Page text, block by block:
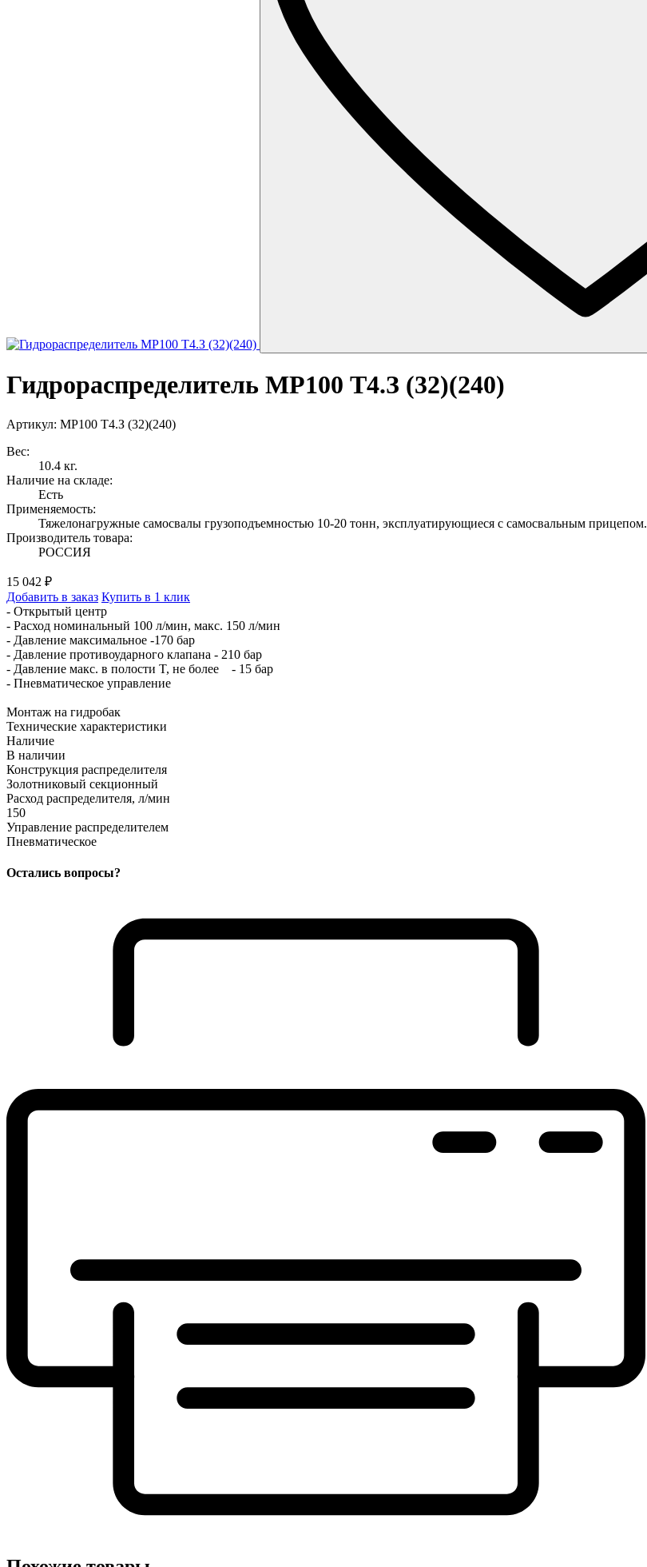
Гидрораспределитель МР100 Т4.З (32)(240)
Артикул: MP100 T4.З (32)(240)
Вес:
10.4 кг.
Наличие на складе:
Есть
Применяемость:
Тяжелонагружные самосвалы грузоподъемностью 10-20 тонн, эксплуатирующиеся с самосвальным прицепом.
Производитель товара:
РОССИЯ
15 042 ₽
Добавить в заказ Купить в 1 клик
- Открытый центр
- Расход номинальный 100 л/мин, макс. 150 л/мин
- Давление максимальное -170 бар
- Давление противоударного клапана - 210 бар
- Давление макс. в полости T, не более - 15 бар
- Пневматическое управление
Монтаж на гидробак
Технические характеристики
Наличие
В наличии
Конструкция распределителя
Золотниковый секционный
Расход распределителя, л/мин
150
Управление распределителем
Пневматическое
Остались вопросы?